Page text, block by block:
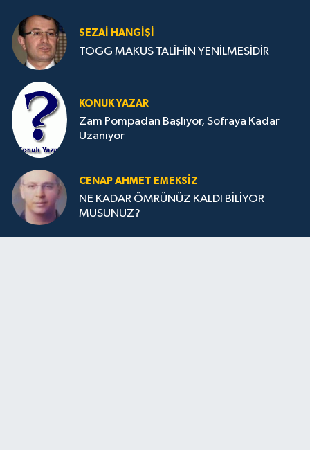
SEZAI HANGİŞİ
TOGG MAKUS TALİHİN YENİLMESİDİR
KONUK YAZAR
Zam Pompadan Başlıyor, Sofraya Kadar
Uzanıyor
CENAP AHMET EMEKSİZ
NE KADAR ÖMRÜNÜZ KALDI BİLİYOR
MUSUNUZ?